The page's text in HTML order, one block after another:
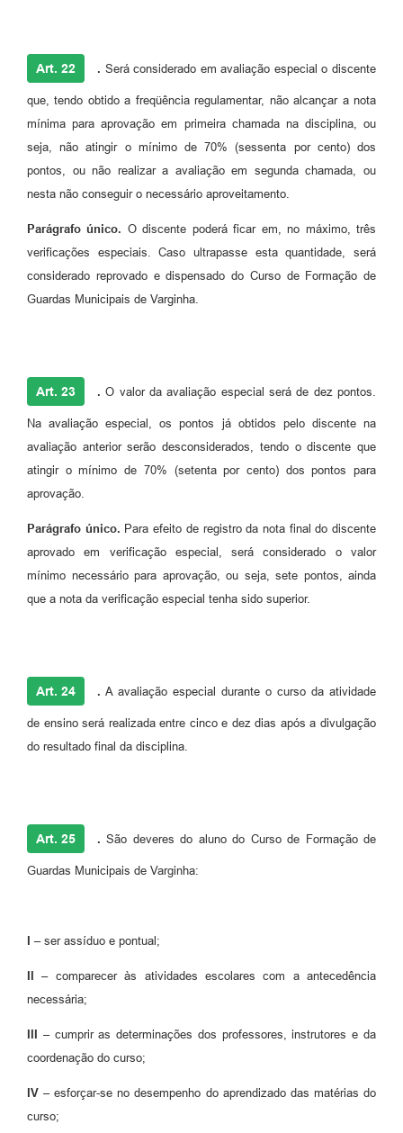
Art. 22 . Será considerado em avaliação especial o discente
que, tendo obtido a freqüência regulamentar, não alcançar a nota
mínima para aprovação em primeira chamada na disciplina, ou
seja, não atingir o mínimo de 70% (sessenta por cento) dos
pontos, ou não realizar a avaliação em segunda chamada, ou
nesta não conseguir o necessário aproveitamento.
Parágrafo único. O discente poderá ficar em, no máximo, três
verificações especiais. Caso ultrapasse esta quantidade, será
considerado reprovado e dispensado do Curso de Formação de
Guardas Municipais de Varginha.
Art. 23 . O valor da avaliação especial será de dez pontos.
Na avaliação especial, os pontos já obtidos pelo discente na
avaliação anterior serão desconsiderados, tendo o discente que
atingir o mínimo de 70% (setenta por cento) dos pontos para
aprovação.
Parágrafo único. Para efeito de registro da nota final do discente
aprovado em verificação especial, será considerado o valor
mínimo necessário para aprovação, ou seja, sete pontos, ainda
que a nota da verificação especial tenha sido superior.
Art. 24 . A avaliação especial durante o curso da atividade
de ensino será realizada entre cinco e dez dias após a divulgação
do resultado final da disciplina.
Art. 25 . São deveres do aluno do Curso de Formação de
Guardas Municipais de Varginha:
I – ser assíduo e pontual;
II –comparecer às atividades escolares com a antecedência
necessária;
III –cumprir as determinações dos professores, instrutores e da
coordenação do curso;
IV –esforçar-se no desempenho do aprendizado das matérias do
curso;